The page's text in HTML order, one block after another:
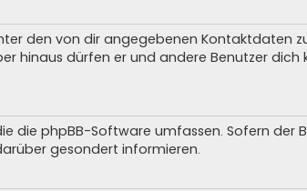
den von dir angegebenen Kontaktdaten
hinaus dürfen er und andere Benutzer
die phpBB-Software umfassen. Sofern
gesondert informieren.